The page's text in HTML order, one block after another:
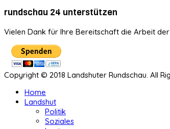
rundschau 24 unterstützen
Vielen Dank für Ihre Bereitschaft die Arbeit
Copyright © 2018 Landshuter Rundschau. All
Home
Landshut
Politik
Soziales